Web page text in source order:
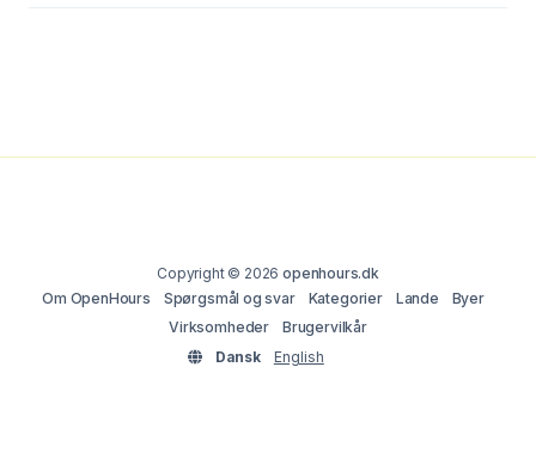
Copyright © 2026openhours.dk
Om OpenHours
Spørgsmål og svar Kategorier Lande
Byer
Virksomheder
Brugervilkår
Dansk
English